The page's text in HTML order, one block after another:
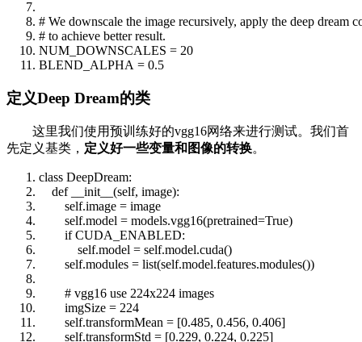
# We downscale the image recursively, apply the deep
# to achieve better result.
NUM_DOWNSCALES = 20
BLEND_ALPHA = 0.5
定义Deep Dream的类
这里我们使用预训练好的vgg16网络来进行测试。我们首
先定义基类， 定义好一些变量和图像的转换。
class DeepDream:
def
__init__ (self, image):
self.image = image
self.model = models.vgg16(pretrained=True)
ifCUDA_ENABLED:
self.model = self.model.cuda()
self.modules = list(self.model.features.modules())
# vgg16 use 224x224 images
imgSize = 224
self.transformMean = [0.485, 0.456, 0.406]
self.transformStd = [0.229, 0.224, 0.225]